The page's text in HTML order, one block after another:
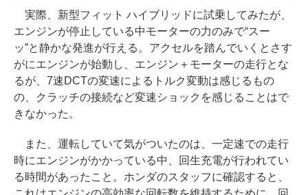
実際、新型フィット ハイブリッドに試乗してみたが、
エンジンが停止している中モーターの力のみで“スー
ッ”と静かな発進が行える。アクセルを踏んでいくとさす
がにエンジンが始動し、エンジン＋モーターの走行とな
るが、7速DCTの変速によるトルク変動は感じるもの
の、クラッチの接続など変速ショックを感じることはで
きなかった。
また、運転していて気がついたのは、一定速での走行
時にエンジンがかかっている中、回生充電が行われてい
る時間があったこと。ホンダのスタッフに確認すると、